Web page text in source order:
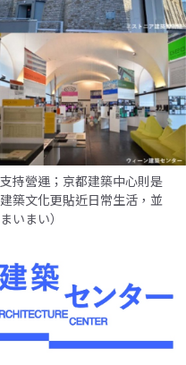
持營運；京都建築中心則是
築文化更貼近日常生活，並
いまい）